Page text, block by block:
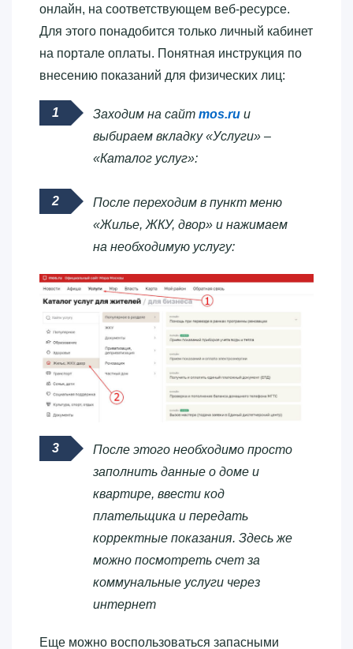
онлайн, на соответствующем веб-ресурсе.
Для этого понадобится только личный кабинет
на портале оплаты. Понятная инструкция по
внесению показаний для физических лиц:
Заходим на сайт mos.ru и
выбираем вкладку «Услуги» –
«Каталог услуг»:
После переходим в пункт меню
«Жилье, ЖКУ, двор» и нажимаем
на необходимую услугу:
После этого необходимо просто
заполнить данные о доме и
квартире, ввести код
плательщика и передать
корректные показания. Здесь же
можно посмотреть счет за
коммунальные услуги через
интернет
Еще можно воспользоваться запасными